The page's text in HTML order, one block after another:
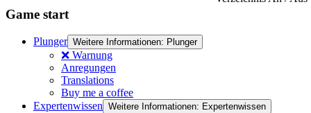
Game start
Plunger Weitere Informationen: Plunger
❌ Warnung
Anregungen
Translations
Buy me a coffee
Expertenwissen Weitere Informationen: Expertenwissen